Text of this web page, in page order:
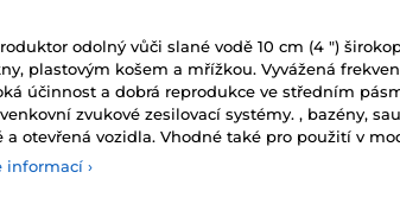
odolný vůči slané vodě 10 cm (4 ")
plastovým košem a mřížkou. Vyvážená
účinnost a dobrá reprodukce ve středním
zvukové zesilovací systémy. , bazény,
a otevřená vozidla. Vhodné také pro použití v
informací ›